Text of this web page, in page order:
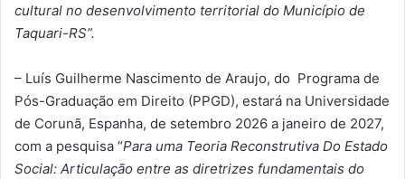
cultural no desenvolvimento territorial do Município de
Taquari-RS”.
– Luís Guilherme Nascimento de Araujo, do Programa de
Pós-Graduação em Direito (PPGD), estará na Universidade
de Corunã, Espanha, de setembro 2026 a janeiro de 2027,
com a pesquisa “Para uma Teoria Reconstrutiva Do Estado
Social: Articulação entre as diretrizes fundamentais do